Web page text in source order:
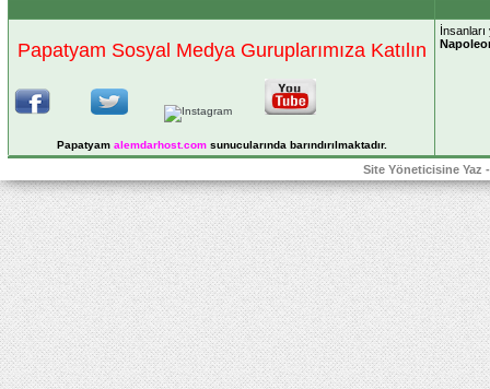
Papatyam Sosyal Medya Guruplarımıza Katılın
Papatyam alemdarhost.comsunucularında barındırılmaktadır.
Site Yöneticisine Yaz